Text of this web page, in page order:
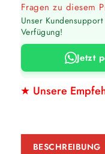
Fragen zu diesem
Unser
Verfügung!
Jetzt
★ Unsere
BESCHREIBUNG